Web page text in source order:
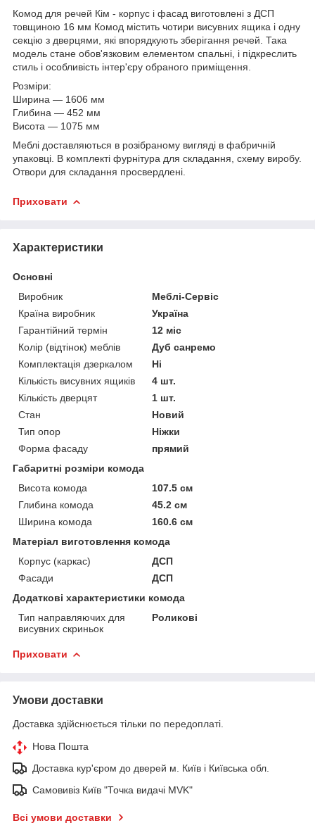
Комод для речей Кім - корпус і фасад виготовлені з ДСП
товщиною 16 мм Комод містить чотири висувних ящика і одну
секцію з дверцями, які впорядкують зберігання речей. Така
модель стане обов'язковим елементом спальні, і підкреслить
стиль і особливість інтер'єру обраного приміщення.
Розміри:
Ширина ― 1606 мм
Глибина ― 452 мм
Висота ― 1075 мм
Меблі доставляються в розібраному вигляді в фабричній
упаковці. В комплекті фурнітура для складання, схему виробу.
Отвори для складання просвердлені.
Приховати
Характеристики
Основні
Виробник
Меблі-Сервіс
Країна виробник
Україна
Гарантійний термін
12 міс
Колір (відтінок) меблів
Дуб санремо
Комплектація дзеркалом
Ні
Кількість висувних ящиків
4 шт.
Кількість дверцят
1 шт.
Стан
Новий
Тип опор
Ніжки
Форма фасаду
прямий
Габаритні розміри комода
Висота комода
107.5 см
Глибина комода
45.2 см
Ширина комода
160.6 см
Матеріал виготовлення комода
Корпус (каркас)
ДСП
Фасади
ДСП
Додаткові характеристики комода
Тип направляючих для
висувних скриньок
Роликові
Приховати
Умови доставки
Доставка здійснюється тільки по передоплаті.
Нова Пошта
Доставка кур'єром до дверей м. Київ і Київська обл.
Самовивіз Київ "Точка видачі MVK"
Всі умови доставки